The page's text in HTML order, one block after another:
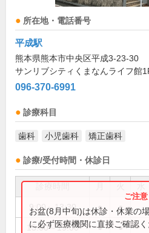
所在地・電話番号
平成駅
熊本県熊本市中央区平成3-23-30
サンリブシティくまなんライフ館
096-370-6991
診療科目
歯科 小児歯科 矯正歯科
診療/受付時間・休診日
9:00～13:30 ● ●
15:00～19:00 ● ●
お盆(8月中旬)は休診・休業の
に必ず医療機関に直接ご確認く